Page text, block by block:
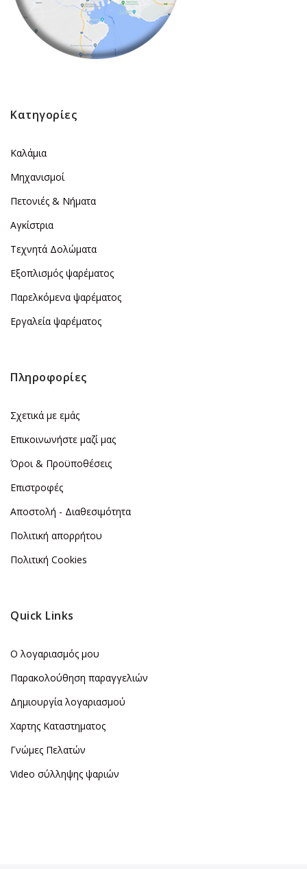
Κατηγορίες
Καλάμια
Μηχανισμοί
Πετονιές & Νήματα
Αγκίστρια
Τεχνητά Δολώματα
Εξοπλισμός ψαρέματος
Παρελκόμενα ψαρέματος
Εργαλεία ψαρέματος
Πληροφορίες
Σχετικά με εμάς
Επικοινωνήστε μαζί μας
Όροι & Προϋποθέσεις
Επιστροφές
Αποστολή - Διαθεσιμότητα
Πολιτική απορρήτου
Πολιτική Cookies
Quick Links
Ο λογαριασμός μου
Παρακολούθηση παραγγελιών
Δημιουργία λογαριασμού
Χαρτης Καταστηματος
Γνώμες Πελατών
Video σύλληψης ψαριών